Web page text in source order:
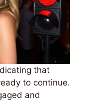
that
to continue.
and